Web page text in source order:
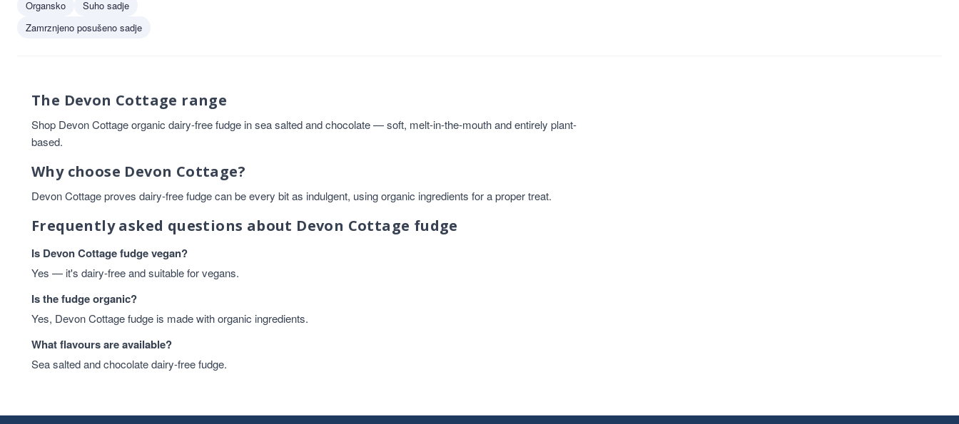
Organsko
Suho sadje
Zamrznjeno posušeno sadje
The Devon Cottage range
Shop Devon Cottage organic dairy-free fudge in sea salted and chocolate — soft, melt-in-the-mouth and entirely plant-
based.
Why choose Devon Cottage?
Devon Cottage proves dairy-free fudge can be every bit as indulgent, using organic ingredients for a proper treat.
Frequently asked questions about Devon Cottage fudge
Is Devon Cottage fudge vegan?
Yes — it's dairy-free and suitable for vegans.
Is the fudge organic?
Yes, Devon Cottage fudge is made with organic ingredients.
What flavours are available?
Sea salted and chocolate dairy-free fudge.